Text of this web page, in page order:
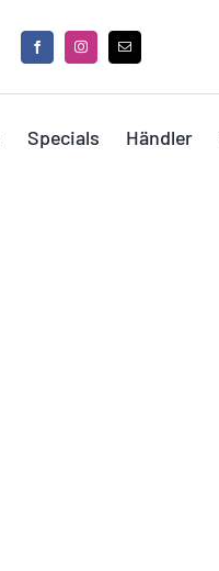
Specials Händler